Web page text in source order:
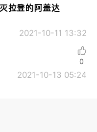
拉登的阿盖达
2021-10-11 13:32
2021-10-13 05:24
0